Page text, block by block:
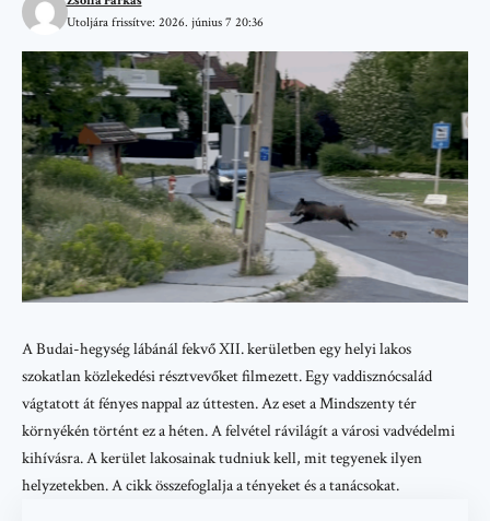
Utoljára frissítve: 2026. június 7 20:36
A Budai-hegység lábánál fekvő XII. kerületben egy helyi lakos
szokatlan közlekedési résztvevőket filmezett. Egy vaddisznócsalád
vágtatott át fényes nappal az úttesten. Az eset a Mindszenty tér
környékén történt ez a héten. A felvétel rávilágít a városi vadvédelmi
kihívásra. A kerület lakosainak tudniuk kell, mit tegyenek ilyen
helyzetekben. A cikk összefoglalja a tényeket és a tanácsokat.